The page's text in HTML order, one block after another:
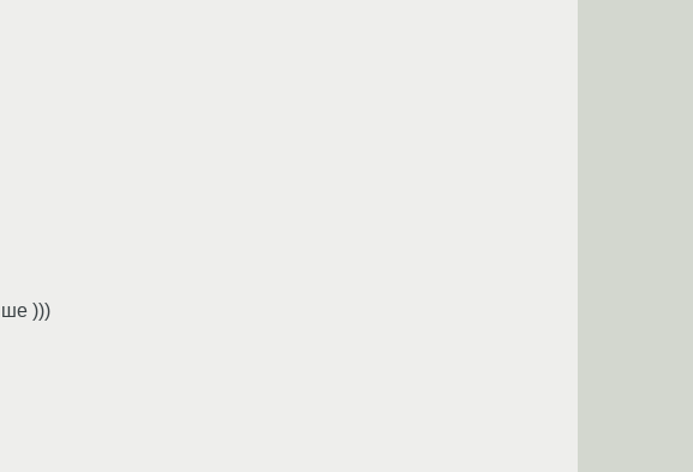
)))